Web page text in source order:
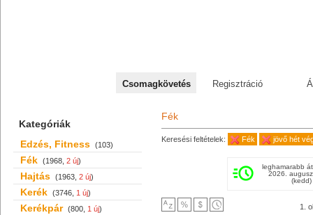
Kategóriák
Edzés, Fitness (103)
Fék (1968, 2 új)
Hajtás (1963, 2 új)
Kerék (3746, 1 új)
Kerékpár (800, 1 új)
Fék
Keresési feltételek: Fék jövő hét
leghamarabb
2026.
(kedd)
1.
Csomagkövetés Regisztráció